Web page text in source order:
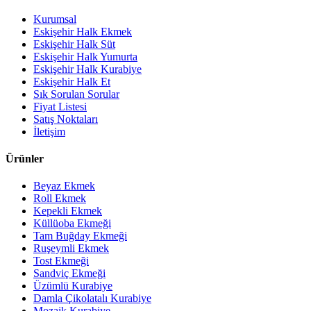
Kurumsal
Eskişehir Halk Ekmek
Eskişehir Halk Süt
Eskişehir Halk Yumurta
Eskişehir Halk Kurabiye
Eskişehir Halk Et
Sık Sorulan Sorular
Fiyat Listesi
Satış Noktaları
İletişim
Ürünler
Beyaz Ekmek
Roll Ekmek
Kepekli Ekmek
Küllüoba Ekmeği
Tam Buğday Ekmeği
Ruşeymli Ekmek
Tost Ekmeği
Sandviç Ekmeği
Üzümlü Kurabiye
Damla Çikolatalı Kurabiye